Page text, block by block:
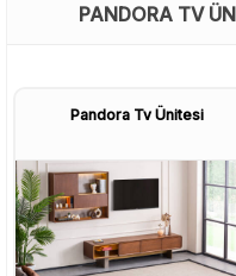
PANDORA TV
Pandora Tv Ünitesi